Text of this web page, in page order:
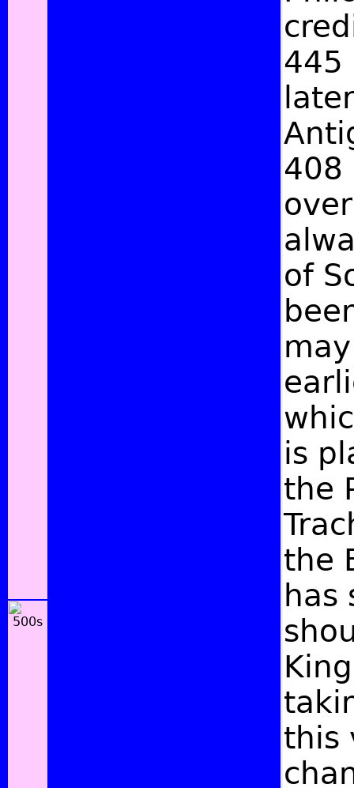
445
408
of
is
the
the
has
this